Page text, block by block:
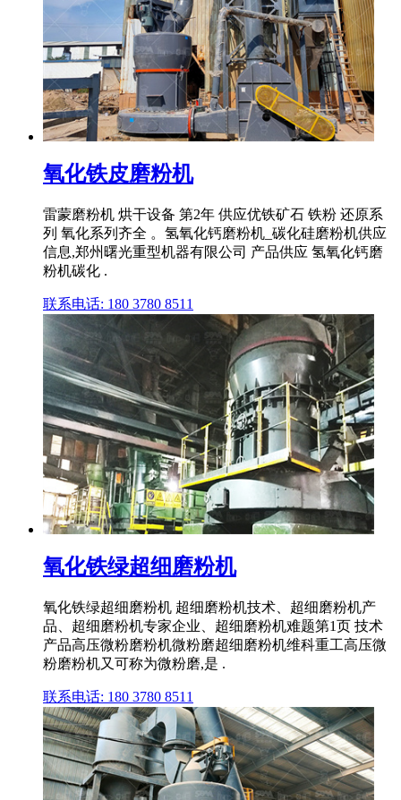
氧化铁皮磨粉机
雷蒙磨粉机 烘干设备 第2年 供应优铁矿石 铁粉 还原系
列 氧化系列齐全 。氢氧化钙磨粉机_碳化硅磨粉机供应
信息,郑州曙光重型机器有限公司 产品供应 氢氧化钙磨
粉机碳化 .
联系电话: 180 3780 8511
氧化铁绿超细磨粉机
氧化铁绿超细磨粉机 超细磨粉机技术、超细磨粉机产
品、超细磨粉机专家企业、超细磨粉机难题第1页 技术
产品高压微粉磨粉机微粉磨超细磨粉机维科重工高压微
粉磨粉机又可称为微粉磨,是 .
联系电话: 180 3780 8511